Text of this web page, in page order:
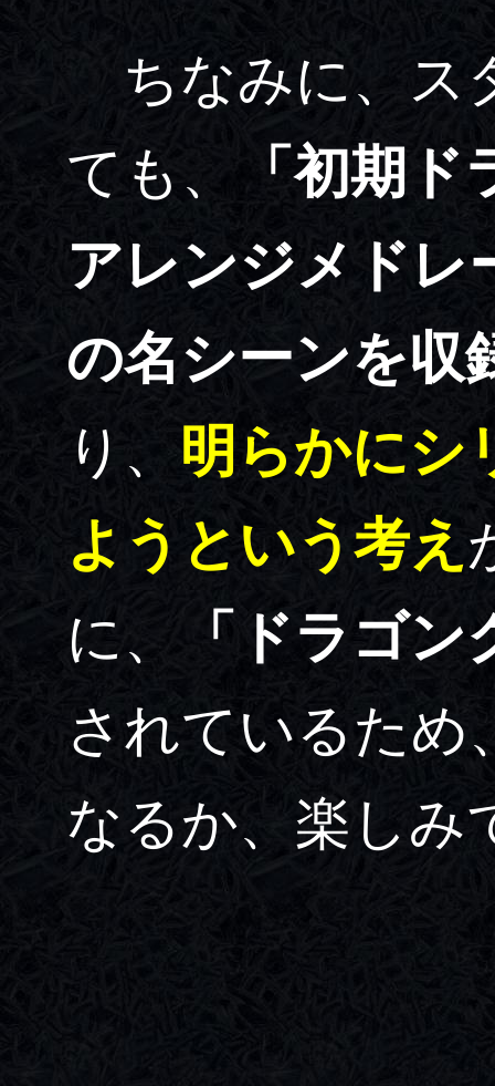
ちなみに、ス
ても、
「初期
アレンジメドレ
の名シーンを収
り、明らかにシ
ようという考え
に、 「ドラゴ
されているため
なるか、楽しみ